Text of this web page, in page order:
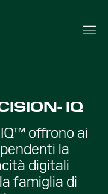
IQ
offrono ai
la
digitali
famiglia di